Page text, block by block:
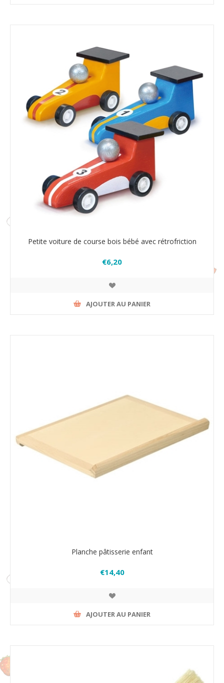
Petite voiture de course bois bébé avec rétrofriction
€6,20
AJOUTER AU PANIER
Planche pâtisserie enfant
€14,40
AJOUTER AU PANIER